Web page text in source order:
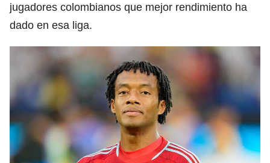
jugadores colombianos que mejor rendimiento ha
dado en esa liga.